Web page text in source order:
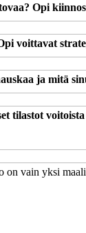
Opi
voittavat
ja mitä
tilastot
on vain yksi